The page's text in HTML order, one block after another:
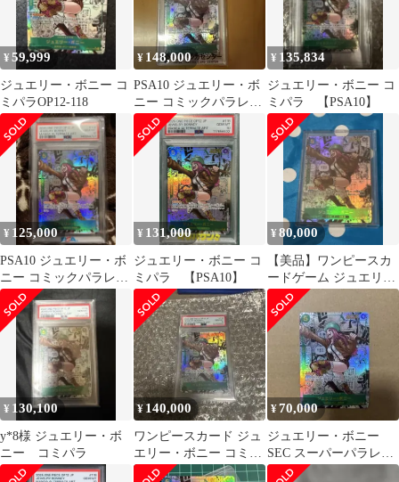
¥59,999
ジュエリー・ボニー コ
ミパラOP12-118
¥ 148,000
PSA10 ジュエリー・ボ
ニー コミックパラレル
スーパーパラレル
¥ 135,834
ジュエリー・ボニー コ
ミパラ 【PSA10】
¥ 125,000
PSA10 ジュエリー・ボ
ニー コミックパラレル
ワンピースカード コ
ミパラ
¥ 131,000
ジュエリー・ボニー コ
ミパラ 【PSA10】
¥80,000
【美品】ワンピースカ
ードゲーム ジュエリ
ー・ボニー OP12-116
SEC
¥ 130,100
y*8様 ジュエリー・ボ
ニー コミパラ
¥ 140,000
ワンピースカード ジュ
エリー・ボニー コミパ
ラ OP12-118 PSA10
¥70,000
ジュエリー・ボニー
SEC スーパーパラレル
(コミパラ)